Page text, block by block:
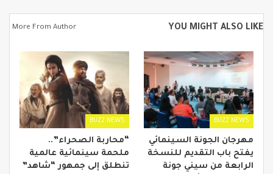
YOU MIGHT ALSO LIKE
More From Author
BUZZ NEWS
مهرجان الجونة السينمائي
يفتح باب التقديم للنسخة
الرابعة من سيني جونة
BUZZ NEWS
“محاربة الصحراء”..
ملحمة سينمائية عالمية
تنطلق إلى جمهور “شاهد”